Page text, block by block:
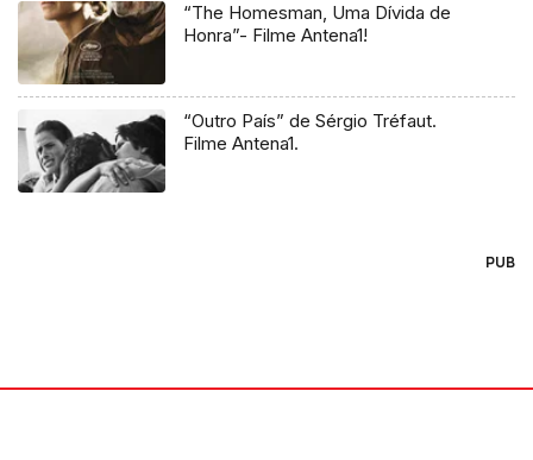
“The Homesman, Uma Dívida de
Honra”- Filme Antena1!
“Outro País” de Sérgio Tréfaut.
Filme Antena1.
PUB